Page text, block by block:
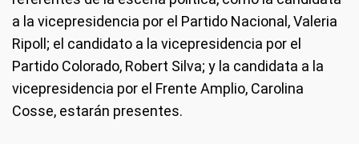
a la vicepresidencia por el Partido Nacional, Valeria
Ripoll; el candidato a la vicepresidencia por el
Partido Colorado, Robert Silva; y la candidata a la
vicepresidencia por el Frente Amplio, Carolina
Cosse, estarán presentes.